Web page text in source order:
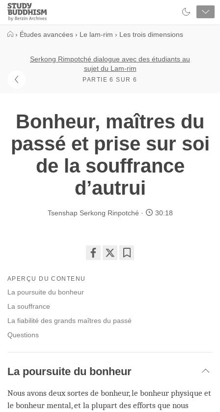
Close
Study
Buddhism
Home
› Études avancées › Le lam-rim › Les trois dimensions
Serkong Rimpotché dialogue avec des étudiants au
sujet du Lam-rim
PARTIE 6 SUR 6
Bonheur, maîtres du
passé et prise sur soi
de la souffrance
d’autrui
Tsenshap Serkong Rinpotché 30:18
APERÇU DU CONTENU
La poursuite du bonheur
La souffrance
La fiabilité des grands maîtres du passé
Questions
La poursuite du bonheur
Nous avons deux sortes de bonheur, le bonheur physique et
le bonheur mental, et la plupart des efforts que nous